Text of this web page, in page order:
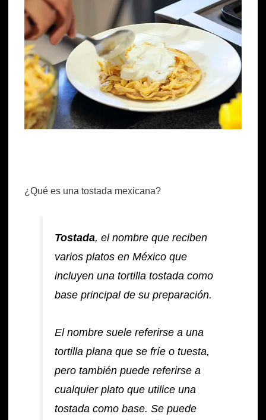
¿Qué es una tostada mexicana?
Tostada, el nombre que reciben
varios platos en México que
incluyen una tortilla tostada como
base principal de su preparación.
El nombre suele referirse a una
tortilla plana que se fríe o tuesta,
pero también puede referirse a
cualquier plato que utilice una
tostada como base. Se puede